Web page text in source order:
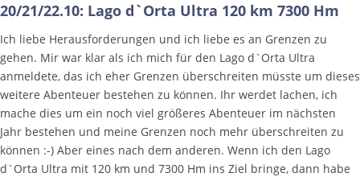
20/21/22.10: Lago d`Orta Ultra 120 km 7300 Hm
Ich liebe Herausforderungen und ich liebe es an Grenzen zu
gehen. Mir war klar als ich mich für den Lago d`Orta Ultra
anmeldete, das ich eher Grenzen überschreiten müsste um dieses
weitere Abenteuer bestehen zu können. Ihr werdet lachen, ich
mache dies um ein noch viel größeres Abenteuer im nächsten
Jahr bestehen und meine Grenzen noch mehr überschreiten zu
können :-) Aber eines nach dem anderen. Wenn ich den Lago
d`Orta Ultra mit 120 km und 7300 Hm ins Ziel bringe, dann habe